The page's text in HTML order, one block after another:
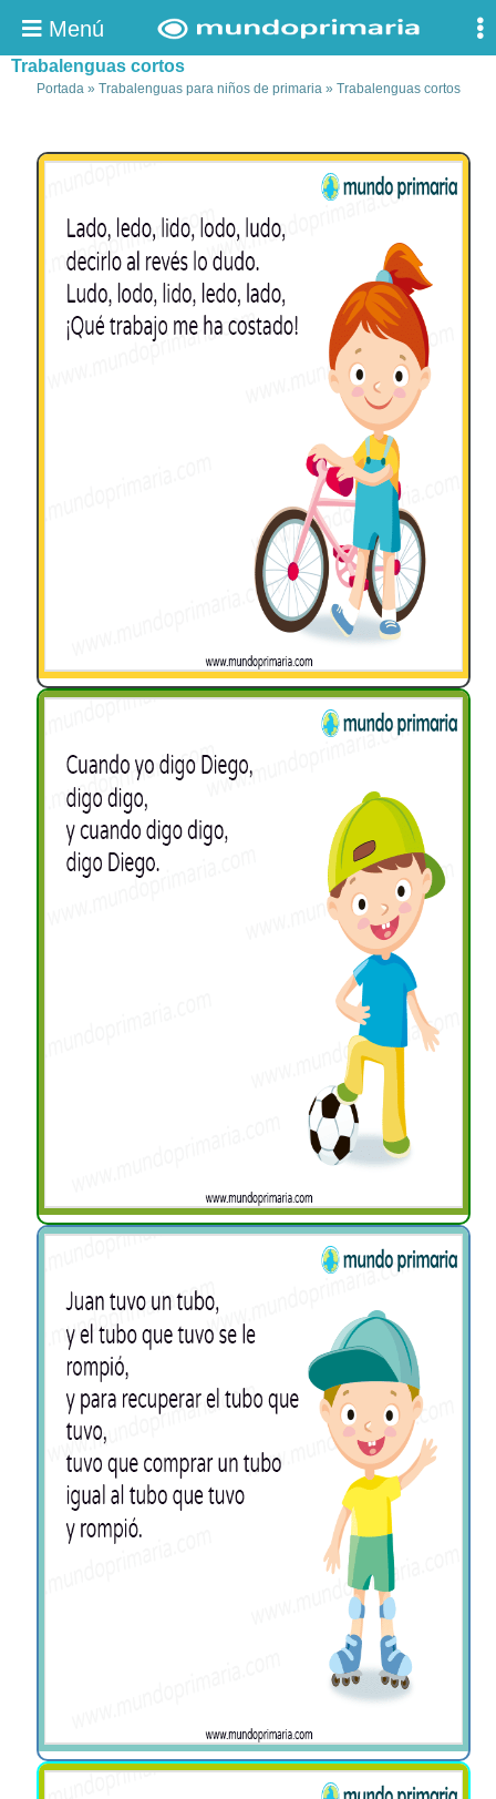
Menú
Trabalenguas cortos
Portada» Trabalenguas para niños de primaria» Trabalenguas cortos